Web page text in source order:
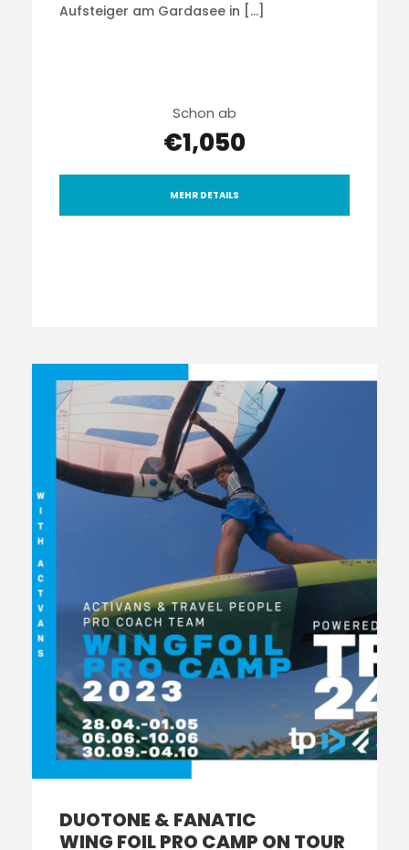
Aufsteiger am Gardasee in […]
Schon ab
€1,050
MEHR DETAILS
DUOTONE & FANATIC
WING FOIL PRO CAMP ON TOUR